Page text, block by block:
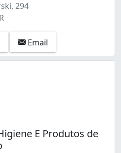
294
Email
E Produtos de